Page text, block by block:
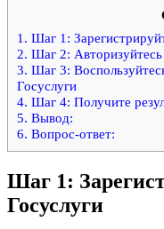
1. Шаг 1:
2. Шаг 2: Авторизуйтесь
3. Шаг 3:
Госуслуги
4. Шаг 4: Получите
5. Вывод:
6. Вопрос-ответ:
Шаг 1:
Госуслуги